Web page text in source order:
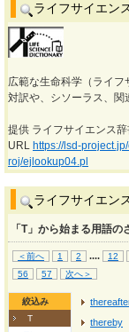
ライフサイエン
広範な生命科学（ライ
対訳や、シソーラス、関
提供 ライフサイエンス
URL https://lsd-
roj/ejlookup04.pl
ライフサイエン
「T」から始まる用語の
＜前へ 1 2 .... 12
56 57 次へ＞
絞込み
T
thereby